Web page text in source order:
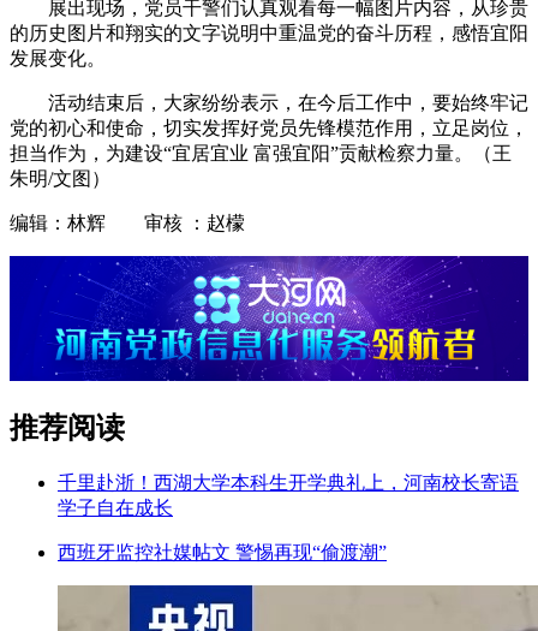
展出现场，党员干警们认真观看每一幅图片内容，从珍贵
的历史图片和翔实的文字说明中重温党的奋斗历程，感悟宜阳
发展变化。
活动结束后，大家纷纷表示，在今后工作中，要始终牢记
党的初心和使命，切实发挥好党员先锋模范作用，立足岗位，
担当作为，为建设“宜居宜业 富强宜阳”贡献检察力量。（王
朱明/文图）
编辑：林辉 审核 ：赵檬
推荐阅读
千里赴浙！西湖大学本科生开学典礼上，河南校长寄语
学子自在成长
西班牙监控社媒帖文 警惕再现“偷渡潮”